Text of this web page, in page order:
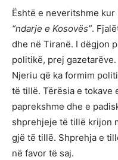
Është e neveritshme
“ndarje e Kosovës”.
dhe në Tiranë. I dëgjon
politikë, prej
Njeriu që ka formim
të tillë. Tërësia e tokave
paprekshme dhe e
shprehjeje të tillë krijon
gjë të tillë. Shprehja e
në favor të saj.